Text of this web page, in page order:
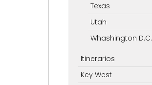
Texas
Utah
Whashington D.C.
Itinerarios
Key West